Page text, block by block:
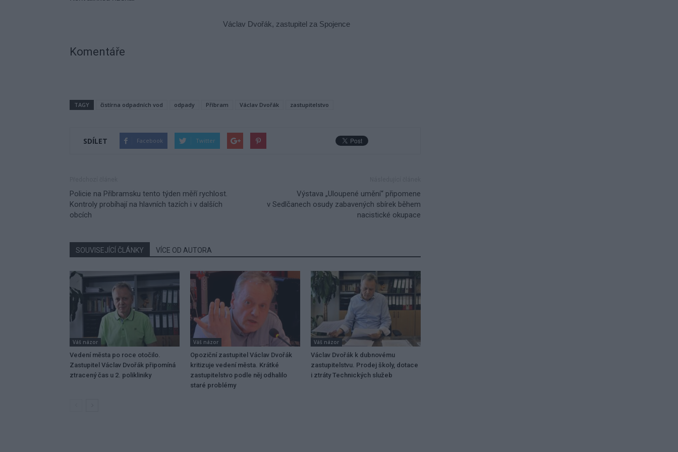
Václav Dvořák, zastupitel za Spojence
Komentáře
TAGY čistírna odpadních vod odpady Příbram Václav Dvořák zastupitelstvo
SDÍLET Facebook Twitter
Policie na Příbramsku tento týden měří rychlost.
Kontroly probíhají na hlavních tazích i v dalších
obcích
Výstava „Uloupené umění“ připomene
v Sedlčanech osudy zabavených sbírek během
nacistické okupace
SOUVISEJÍCÍ ČLÁNKY VÍCE OD AUTORA
Váš názor
Vedení města po roce otočilo.
Zastupitel Václav Dvořák připomíná
ztracený čas u 2. polikliniky
Váš názor
Opoziční zastupitel Václav Dvořák
kritizuje vedení města. Krátké
zastupitelstvo podle něj odhalilo
staré problémy
Váš názor
Václav Dvořák k dubnovému
zastupitelstvu. Prodej školy, dotace
i ztráty Technických služeb